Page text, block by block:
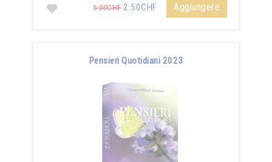
5.00CHF2.50CHF Aggiungere
Pensieri Quotidiani 2023